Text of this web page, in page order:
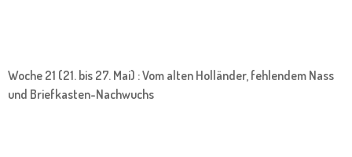
Woche 21 (21. bis 27. Mai) : Vom alten Holländer, fehlendem Nass
und Briefkasten-Nachwuchs